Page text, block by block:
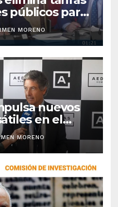
públicos para
y ofrece
MORENO
nuevos
en el
MORENO